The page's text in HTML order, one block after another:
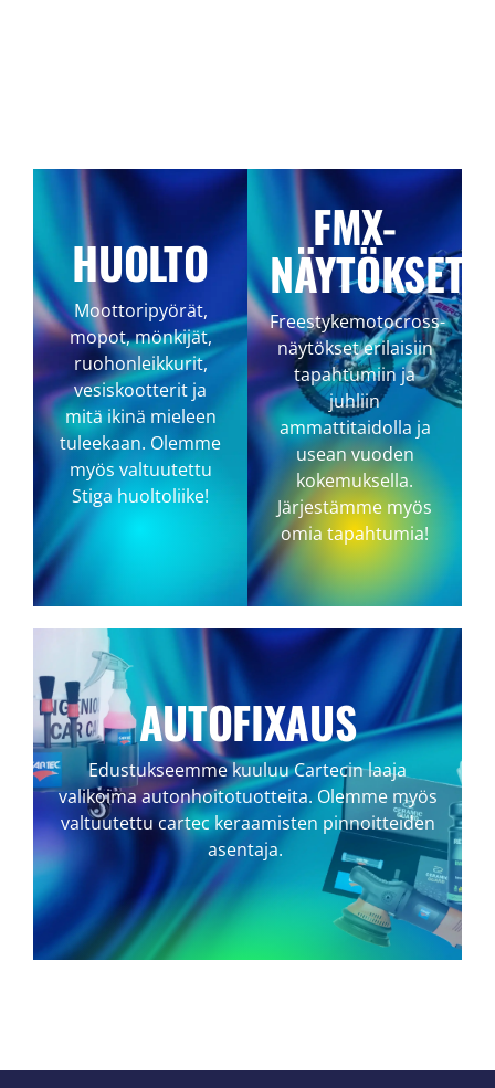
HUOLTO
Moottoripyörät,
mopot, mönkijät,
ruohonleikkurit,
vesiskootterit ja
mitä ikinä mieleen
tuleekaan. Olemme
myös valtuutettu
Stiga huoltoliike!
FMX-
NÄYTÖKSET
Freestykemotocross-
näytökset erilaisiin
tapahtumiin ja
juhliin
ammattitaidolla ja
usean vuoden
kokemuksella.
Järjestämme myös
omia tapahtumia!
AUTOFIXAUS
Edustukseemme kuuluu Cartecin laaja
valikoima autonhoitotuotteita. Olemme myös
valtuutettu cartec keraamisten pinnoitteiden
asentaja.